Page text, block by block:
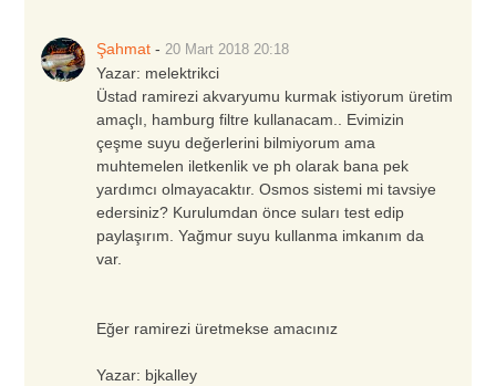
Şahmat -20 Mart 2018 20:18
Yazar: melektrikci
Üstad ramirezi akvaryumu kurmak istiyorum üretim
amaçlı, hamburg filtre kullanacam.. Evimizin
çeşme suyu değerlerini bilmiyorum ama
muhtemelen iletkenlik ve ph olarak bana pek
yardımcı olmayacaktır. Osmos sistemi mi tavsiye
edersiniz? Kurulumdan önce suları test edip
paylaşırım. Yağmur suyu kullanma imkanım da
var.
Eğer ramirezi üretmekse amacınız
Yazar: bjkalley